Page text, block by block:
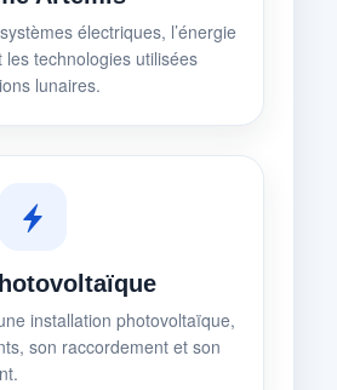
électriques, l’énergie
technologies utilisées
lunaires.
installation photovoltaïque,
son raccordement et son